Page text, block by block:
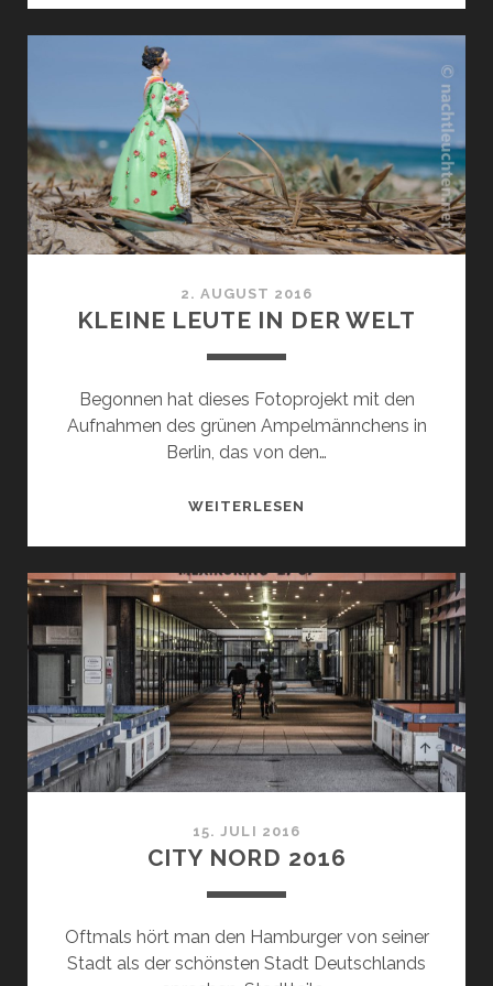
2. AUGUST 2016
KLEINE LEUTE IN DER WELT
Begonnen hat dieses Fotoprojekt mit den
Aufnahmen des grünen Ampelmännchens in
Berlin, das von den…
WEITERLESEN
DER
WELT
15. JULI 2016
CITY NORD 2016
Oftmals hört man den Hamburger von seiner
Stadt als der schönsten Stadt Deutschlands